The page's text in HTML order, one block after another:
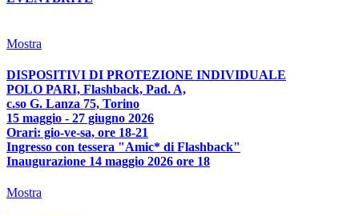
Mostra
DISPOSITIVI DI PROTEZIONE INDIVIDUALE
POLO PARI, Flashback, Pad. A,
c.so G. Lanza 75, Torino
15 maggio - 27 giugno 2026
Orari: gio-ve-sa, ore 18-21
Ingresso con tessera "Amic* di Flashback"
Inaugurazione 14 maggio 2026 ore 18
Mostra